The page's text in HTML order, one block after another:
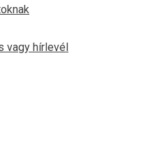
vagy hírlevél